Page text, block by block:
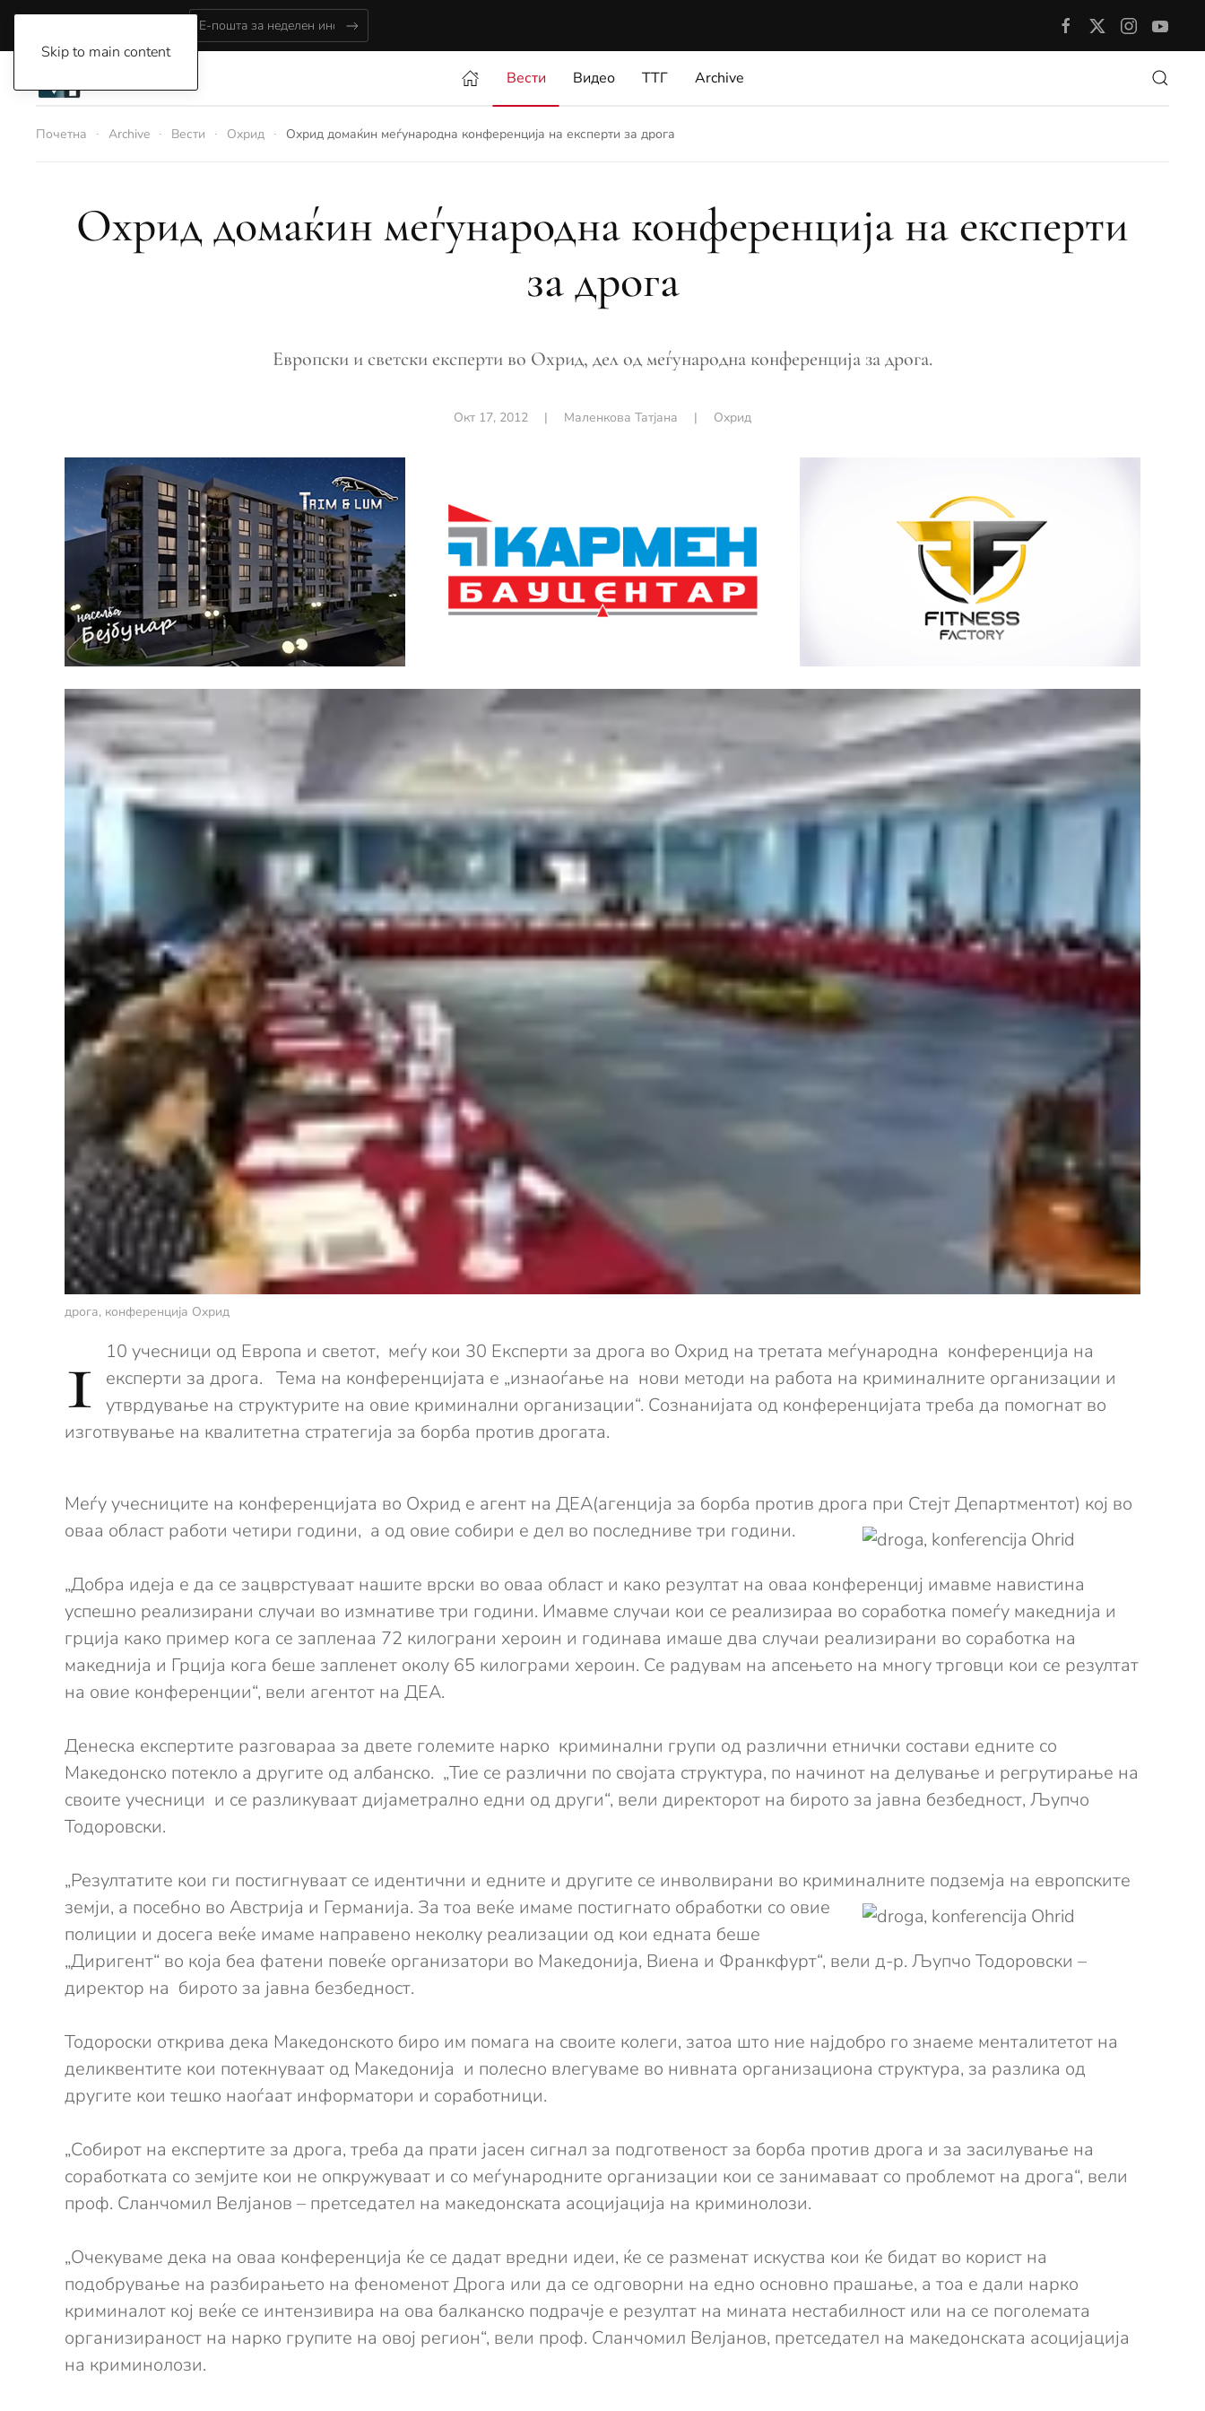
Skip to main content
Вести Видео ТТГ Archive
Почетна Archive Вести Охрид Охрид домаќин меѓународна конференција на експерти за дрога
Охрид домаќин меѓународна конференција на експерти
за дрога
Европски и светски експерти во Охрид, дел од меѓународна конференција за дрога.
Окт 17, 2012 | Маленкова Татјана | Охрид
дрога, конференција Охрид
1
10 учесници од Европа и светот, меѓу кои 30 Експерти за дрога во Охрид на третата меѓународна конференција на
експерти за дрога. Тема на конференцијата е „изнаоѓање на нови методи на работа на криминалните организации и
утврдување на структурите на овие криминални организации“. Сознанијата од конференцијата треба да помогнат во
изготвување на квалитетна стратегија за борба против дрогата.
Меѓу учесниците на конференцијата во Охрид е агент на ДЕА(агенција за борба против дрога при СтејтДепартментот) кој во
оваа област работи четири години, а од овие собири е дел во последниве три години.
„Добра идеја е да се зацврстуваат нашите врски во оваа област и како резултат на оваа конференциј имавме навистина
успешно реализирани случаи во измнативе три години. Имавме случаи кои се реализираа во соработка помеѓу македнија и
грција како пример кога се запленаа 72 килограни хероин и годинава имаше два случаи реализирани во соработка на
македнија и Грција кога беше запленет околу 65 килограми хероин. Се радувам на апсењето на многу трговци кои се резултат
на овие конференции“, вели агентот на ДЕА.
Денеска експертите разговараа за двете големите нарко криминални групи од различни етнички состави едните со
Македонско потекло а другите од албанско. „Тие се различни по својата структура, по начинот на делување и регрутирање на
своите учесници и се разликуваат дијаметрално едни од други“, вели директорот на бирото за јавна безбедност, Љупчо
Тодоровски.
„Резултатите кои ги постигнуваат се идентични и едните и другите се инволвирани во криминалните подземја на европските
земји, а посебно во Австрија и Германија. За тоа веќе имаме постигнато обработки со овие
полиции и досега веќе имаме направено неколку реализации од кои едната беше
„Диригент“ во која беа фатени повеќе организатори во Македонија, Виена и Франкфурт“, вели д-р. Љупчо Тодоровски –
директор на бирото за јавна безбедност.
Тодороски открива дека Македонското биро им помага на своите колеги, затоа што ние најдобро го знаеме менталитетот на
деликвентите кои потекнуваат од Македонија и полесно влегуваме во нивната организациона структура, за разлика од
другите кои тешко наоѓаат информатори и соработници.
„Собирот на експертите за дрога, треба да прати јасен сигнал за подготвеност за борба против дрога и за засилување на
соработката со земјите кои не опкружуваат и со меѓународните организации кои се занимаваат со проблемот на дрога“, вели
проф. Сланчомил Велјанов – претседател на македонската асоцијација на криминолози.
„Очекуваме дека на оваа конференција ќе се дадат вредни идеи, ќе се разменат искуства кои ќе бидат во корист на
подобрување на разбирањето на феноменот Дрога или да се одговорни на едно основно прашање, а тоа е дали нарко
криминалот кој веќе се интензивира на ова балканско подрачје е резултат на мината нестабилност или на се поголемата
организираност на нарко групите на овој регион“, вели проф. Сланчомил Велјанов, претседател на македонската асоцијација
на криминолози.